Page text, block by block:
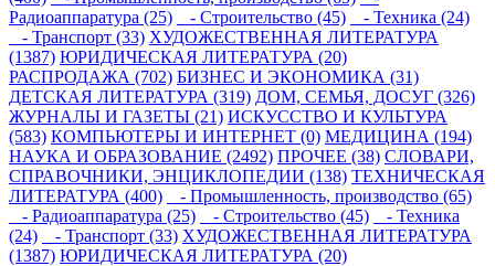
Радиоаппаратура (25)
- Строительство (45)
- Техника (24)
- Транспорт (33) ХУДОЖЕСТВЕННАЯ ЛИТЕРАТУРА
(1387) ЮРИДИЧЕСКАЯ ЛИТЕРАТУРА (20)
РАСПРОДАЖА (702) БИЗНЕС И ЭКОНОМИКА (31)
ДЕТСКАЯ ЛИТЕРАТУРА (319) ДОМ, СЕМЬЯ, ДОСУГ (326)
ЖУРНАЛЫ И ГАЗЕТЫ (21) ИСКУССТВО И КУЛЬТУРА
(583) КОМПЬЮТЕРЫ И ИНТЕРНЕТ (0) МЕДИЦИНА (194)
НАУКА И ОБРАЗОВАНИЕ (2492) ПРОЧЕЕ (38) СЛОВАРИ,
СПРАВОЧНИКИ, ЭНЦИКЛОПЕДИИ (138) ТЕХНИЧЕСКАЯ
ЛИТЕРАТУРА (400)
- Промышленность, производство (65)
- Радиоаппаратура (25)
- Строительство (45)
- Техника
(24)
- Транспорт (33) ХУДОЖЕСТВЕННАЯ ЛИТЕРАТУРА
(1387) ЮРИДИЧЕСКАЯ ЛИТЕРАТУРА (20)